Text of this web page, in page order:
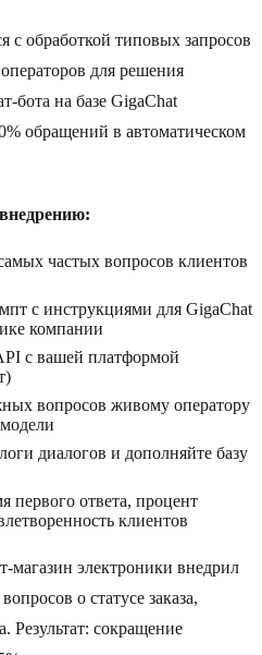
с обработкой типовых запросов
для решения
бота на базе GigaChat
обращений в автоматическом
частых вопросов клиентов
с инструкциями для GigaChat
компании
с вашей платформой
вопросов живому оператору
диалогов и дополняйте базу
первого ответа, процент
клиентов
магазин электроники внедрил
о статусе заказа,
Результат: сокращение